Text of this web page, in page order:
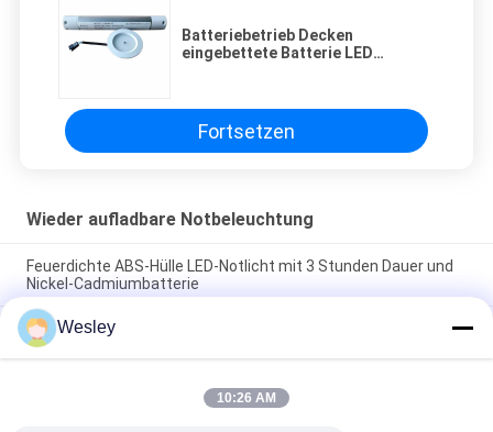
Batteriebetrieb Decken
eingebettete Batterie LED
Fortsetzen
Wieder aufladbare Notbeleuchtung
Feuerdichte ABS-Hülle LED-Notlicht mit 3 Stunden Dauer und
Nickel-Cadmiumbatterie
Wiederaufladbare Notleuchte mit feuerhemmendem ABS-
Gehäuse, Nickel-Cadmium-Batterie und 3 Stunden
Leuchtdauer
LED-Wiederaufladbares Notlicht mit feuerhemmendem ABS-
Wesley
10:26 AM